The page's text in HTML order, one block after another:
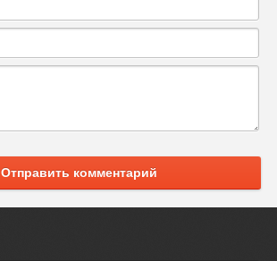
Отправить комментарий